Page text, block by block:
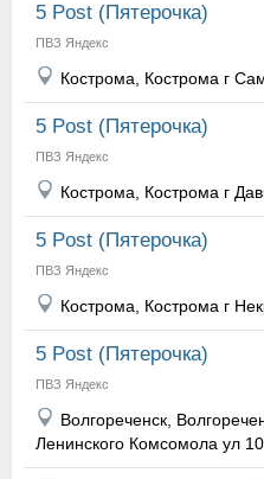
5 Post (Пятерочка)
ПВЗ Яндекс
Кострома, Кострома г
5 Post (Пятерочка)
ПВЗ Яндекс
Кострома, Кострома г
5 Post (Пятерочка)
ПВЗ Яндекс
Кострома, Кострома г
5 Post (Пятерочка)
ПВЗ Яндекс
Волгореченск,
Ленинского Комсомола ул 10